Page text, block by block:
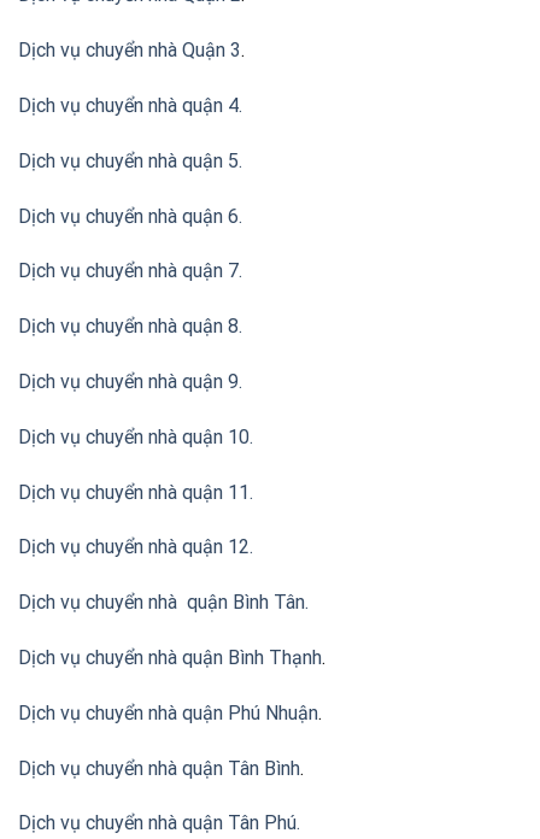
Dịch vụ chuyển nhà Quận 3.
Dịch vụ chuyển nhà quận 4.
Dịch vụ chuyển nhà quận 5.
Dịch vụ chuyển nhà quận 6.
Dịch vụ chuyển nhà quận 7.
Dịch vụ chuyển nhà quận 8.
Dịch vụ chuyển nhà quận 9.
Dịch vụ chuyển nhà quận 10.
Dịch vụ chuyển nhà quận 11.
Dịch vụ chuyển nhà quận 12.
Dịch vụ chuyển nhà quận Bình Tân.
Dịch vụ chuyển nhà quận Bình Thạnh.
Dịch vụ chuyển nhà quận Phú Nhuận.
Dịch vụ chuyển nhà quận Tân Bình.
Dịch vụ chuyển nhà quận Tân Phú.